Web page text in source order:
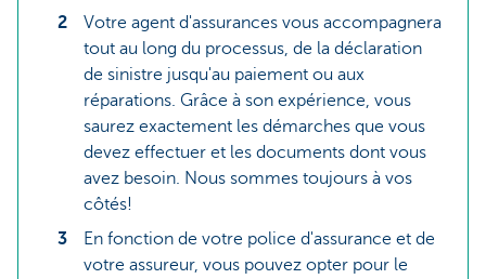
Votre agent d'assurances vous accompagnera
tout au long du processus, de la déclaration
de sinistre jusqu'au paiement ou aux
réparations. Grâce à son expérience, vous
saurez exactement les démarches que vous
devez effectuer et les documents dont vous
avez besoin. Nous sommes toujours à vos
côtés!
En fonction de votre police d'assurance et de
votre assureur, vous pouvez opter pour le